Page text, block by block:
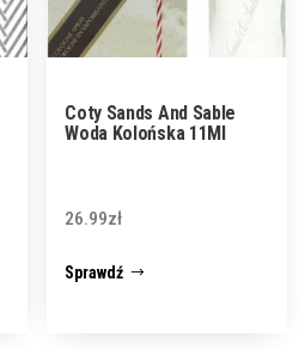
Coty Sands And Sable
Woda Kolońska 11Ml
26.99zł
Sprawdź